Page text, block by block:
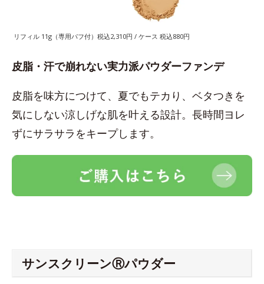
リフィル 11g（専用パフ付）税込2,310円 / ケース 税込880円
皮脂・汗で崩れない実力派パウダーファンデ
皮脂を味方につけて、夏でもテカり、ベタつきを
気にしない涼しげな肌を叶える設計。長時間ヨレ
ずにサラサラをキープします。
サンスクリーンⓇパウダー